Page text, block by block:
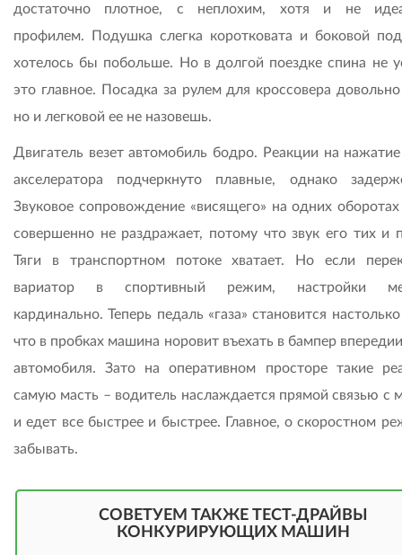
достаточно плотное, с неплохим, хотя и не
профилем. Подушка слегка коротковата и боковой
хотелось бы побольше. Но в долгой поездке спина не
это главное. Посадка за рулем для кроссовера довольно
но и легковой ее не назовешь.
Двигатель везет автомобиль бодро. Реакции на
акселератора подчеркнуто плавные, однако
Звуковое сопровождение «висящего» на одних
совершенно не раздражает, потому что звук его тих и
Тяги в транспортном потоке хватает. Но если
вариатор в спортивный режим, настройки
кардинально. Теперь педаль «газа» становится
что в пробках машина норовит въехать в бампер
автомобиля. Зато на оперативном просторе такие
самую масть – водитель наслаждается прямой связью с
и едет все быстрее и быстрее. Главное, о скоростном
забывать.
СОВЕТУЕМ ТАКЖЕ ТЕСТ-ДРАЙВЫ
КОНКУРИРУЮЩИХ МАШИН